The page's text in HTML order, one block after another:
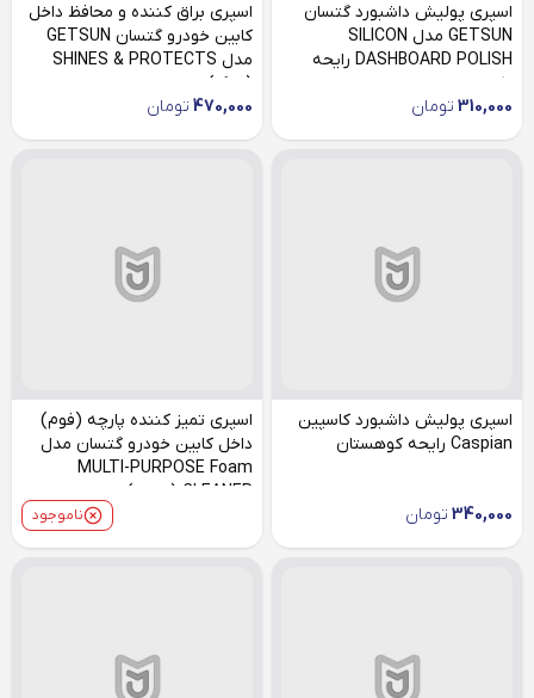
اسپری پولیش داشبورد گتسان
GETSUN مدل SILICON
DASHBOARD POLISH رایحه
ارکیده
310,000 تومان
اسپری براق کننده و محافظ داخل
کابین خودرو گتسان GETSUN
مدل SHINES & PROTECTS
(بزرگ)
470,000 تومان
اسپری پولیش داشبورد کاسپین
Caspian رایحه کوهستان
340,000 تومان
اسپری تمیز کننده پارچه (فوم)
داخل کابین خودرو گتسان مدل
MULTI-PURPOSE Foam
CLEANER (جدید)
ناموجود